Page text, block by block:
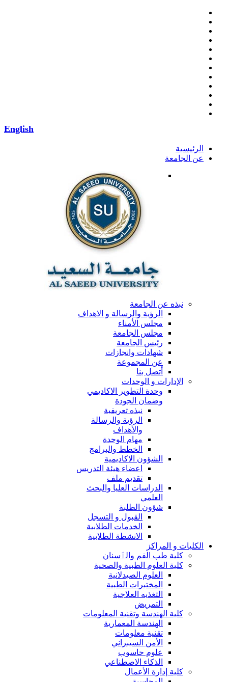
English
الرئيسية
عن الجامعة
نبذه عن الجامعة
الرؤية والرسالة و الاهداف
مجلس الأمناء
مجلس الجامعة
رئيس الجامعة
شهادات وانجازات
عن المجموعة
أتصل بنا
الإدارات و الوحدات
وحدة التطوير الاكاديمي
وضمان الجودة
نبذه تعريفية
الرؤية والرسالة
والأهداف
مهام الوحدة
الخطط والبرامج
الشؤون الاكاديمية
اعضاء هيئة التدريس
تقديم ملف
الدراسات العليا والبحث
العلمي
شؤون الطلبة
القبول و التسجل
الخدمات الطلابية
الانشطة الطلابية
الكليات و المراكز
كلية طب الفم والٲسنان
كلية العلوم الطبية والصحية
العلوم الصيدلانية
المختبرات الطبية
التغذيه العلاجية
التمريض
كلية الهندسة وتقنية المعلومات
الهندسة المعمارية
تقنية معلومات
الأمن السيبراني
علوم حاسوب
الذكاء الاصطناعي
كلية إدارة الأعمال